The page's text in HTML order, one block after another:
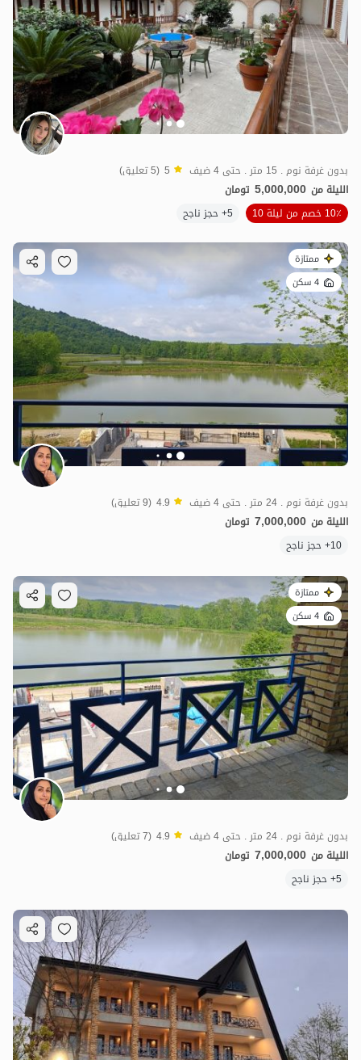
5.5مليون ت
14مليون ت 5
7مليون ت 4.9
مليون ت 5
بدون غرفة نوم . 15 متر . حتى 4 ضيف 5 (5 تعليق)
الليلة من 5,000,000 تومان
10٪ خصم من ليلة 10
5+ حجز ناجح
ممتازة
4 سكن
بدون غرفة نوم . 24 متر . حتى 4 ضيف 4.9 (9 تعليق)
الليلة من 7,000,000 تومان
10+ حجز ناجح
ممتازة
4 سكن
بدون غرفة نوم . 24 متر . حتى 4 ضيف 4.9 (7 تعليق)
الليلة من 7,000,000 تومان
5+ حجز ناجح